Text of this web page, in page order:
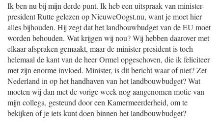
Ik ben nu bij mijn derde punt. Ik heb een uitspraak van minister-
president Rutte gelezen op NieuweOogst.nu, want je moet hier
alles bijhouden. Hij zegt dat het landbouwbudget van de EU moet
worden behouden. Wat krijgen wij nou? Wij hebben daarover met
elkaar afspraken gemaakt, maar de minister-president is toch
helemaal de kant van de heer Ormel opgeschoven, die ik feliciteer
met zijn enorme invloed. Minister, is dit bericht waar of niet? Zet
Nederland in op het handhaven van het landbouwbudget? Wat
moeten wij dan met de vorige week nog aangenomen motie van
mijn collega, gesteund door een Kamermeerderheid, om te
bekijken of je iets kunt doen binnen het landbouwbudget?